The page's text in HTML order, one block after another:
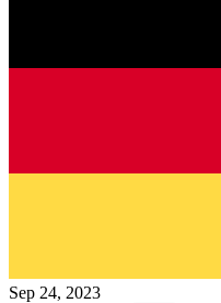
Sep 24, 2023